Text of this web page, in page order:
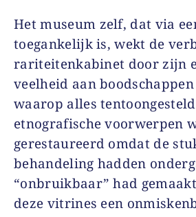
Het museum zelf, dat via
toegankelijk is, wekt de
rariteitenkabinet door zijn
veelheid aan
waarop alles
etnografische voorwerpen
gerestaureerd omdat de
behandeling hadden
“onbruikbaar” had
deze vitrines een